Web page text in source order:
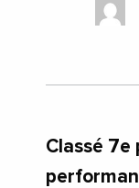
Classé 7e